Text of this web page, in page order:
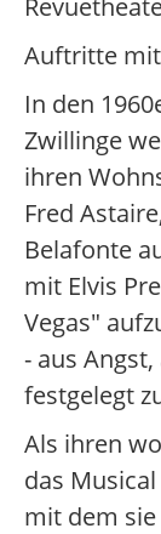
Auftritte mit
In den
Zwillinge
ihren
Fred
Belafonte
mit Elvis
Vegas"
- aus
festgelegt
Als ihren
das
mit dem